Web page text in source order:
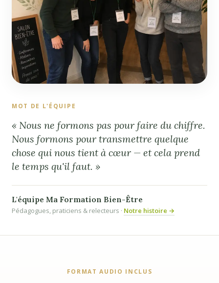
MOT DE L'ÉQUIPE
« Nous ne formons pas pour faire du chiffre.
Nous formons pour transmettre quelque
chose qui nous tient à cœur — et cela prend
le temps qu'il faut. »
L'équipe Ma Formation Bien-Être
Pédagogues, praticiens & relecteurs · Notre histoire →
FORMAT AUDIO INCLUS